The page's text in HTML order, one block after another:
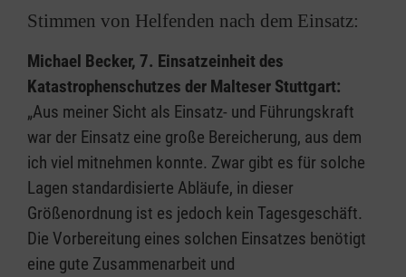
Stimmen von Helfenden nach dem Einsatz:
Michael Becker, 7. Einsatzeinheit des
Katastrophenschutzes der Malteser Stuttgart:
„Aus meiner Sicht als Einsatz- und Führungskraft
war der Einsatz eine große Bereicherung, aus dem
ich viel mitnehmen konnte. Zwar gibt es für solche
Lagen standardisierte Abläufe, in dieser
Größenordnung ist es jedoch kein Tagesgeschäft.
Die Vorbereitung eines solchen Einsatzes benötigt
eine gute Zusammenarbeit und